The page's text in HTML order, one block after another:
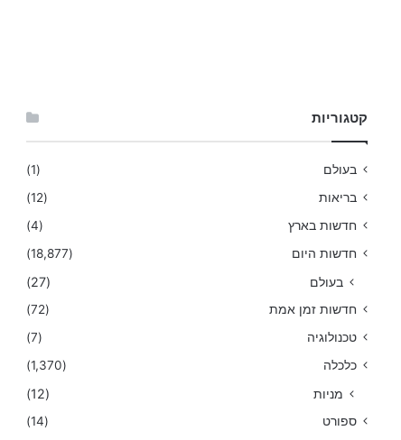
קטגוריות
בעולם
(1)
בריאות
(12)
חדשות בארץ
(4)
חדשות היום
(18,877)
בעולם (27)
חדשות זמן אמת
(72)
טכנולוגיה
(7)
כלכלה
(1,370)
מניות (12)
ספורט
(14)